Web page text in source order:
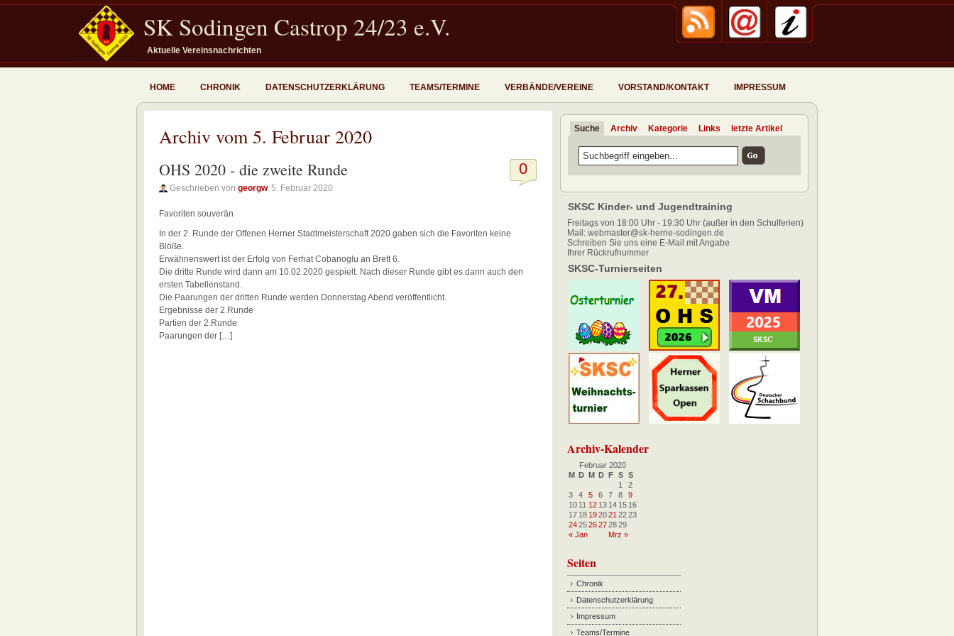
SK Sodingen Castrop 24/23 e.V.
Aktuelle Vereinsnachrichten
HOME CHRONIK DATENSCHUTZERKLÄRUNG TEAMS/TERMINE VERBÄNDE/VEREINE VORSTAND/KONTAKT IMPRESSUM
Archiv vom 5. Februar 2020
0
OHS 2020 - die zweite Runde
Geschrieben von georgw 5. Februar 2020
Favoriten souverän
In der 2. Runde der Offenen Herner Stadtmeisterschaft 2020 gaben sich die Favoriten keine
Blöße.
Erwähnenswert ist der Erfolg von Ferhat Cobanoglu an Brett 6.
Die dritte Runde wird dann am 10.02.2020 gespielt. Nach dieser Runde gibt es dann auch den
ersten Tabellenstand.
Die Paarungen der dritten Runde werden Donnerstag Abend veröffentlicht.
Ergebnisse der 2.Runde
Partien der 2.Runde
Paarungen der […]
Suche Archiv Kategorie Links letzte Artikel
SKSC Kinder- und Jugendtraining
Freitags von 18:00 Uhr - 19:30 Uhr (außer in den Schulferien)
Mail: webmaster@sk-herne-sodingen.de
Schreiben Sie uns eine E-Mail mit Angabe
Ihrer Rückrufnummer
SKSC-Turnierseiten
Archiv-Kalender
Februar 2020
M D M D F S S
« Jan Mrz »
1
2
3
4 5 6 7 8
9
10 11 12 13 14 15 16
17 18 192021 2223
242526272829
Seiten
Chronik
Datenschutzerklärung
Impressum
Teams/Termine